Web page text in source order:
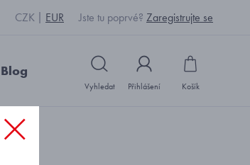
CZK EUR Jste tu poprvé? Zaregistrujte se
Blog
Vyhledat Přihlášení Košík